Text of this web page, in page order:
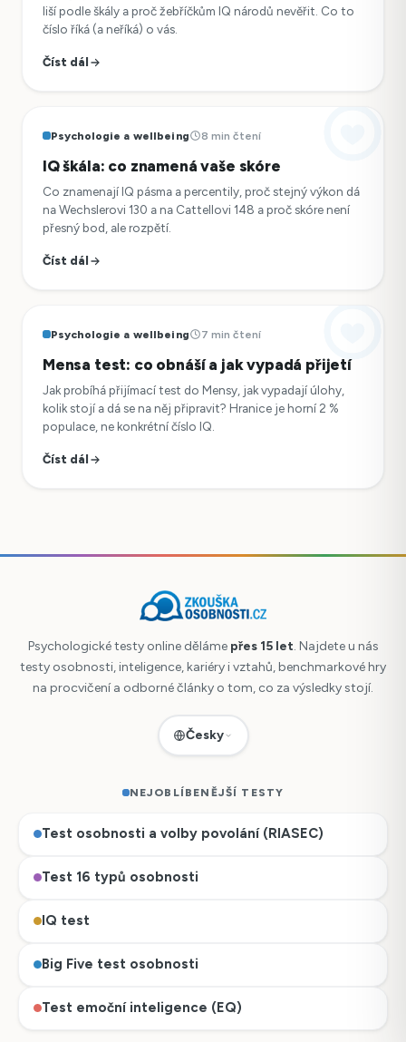
liší podle škály a proč žebříčkům IQ národů nevěřit. Co to
číslo říká (a neříká) o vás.
Číst dál
Psychologie a wellbeing 8 min čtení
IQ škála: co znamená vaše skóre
Co znamenají IQ pásma a percentily, proč stejný výkon dá
na Wechslerovi 130 a na Cattellovi 148 a proč skóre není
přesný bod, ale rozpětí.
Číst dál
Psychologie a wellbeing 7 min čtení
Mensa test: co obnáší a jak vypadá přijetí
Jak probíhá přijímací test do Mensy, jak vypadají úlohy,
kolik stojí a dá se na něj připravit? Hranice je horní 2 %
populace, ne konkrétní číslo IQ.
Číst dál
Psychologické testy online děláme přes 15 let. Najdete u nás
testy osobnosti, inteligence, kariéry i vztahů, benchmarkové hry
na procvičení a odborné články o tom, co za výsledky stojí.
Česky
NEJOBLÍBENĚJŠÍ TESTY
Test osobnosti a volby povolání (RIASEC)
Test 16 typů osobnosti
IQ test
Big Five test osobnosti
Test emoční inteligence (EQ)